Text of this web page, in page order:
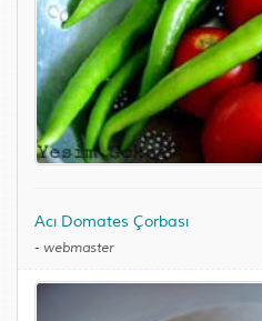
Acı Domates Çorbası
- webmaster